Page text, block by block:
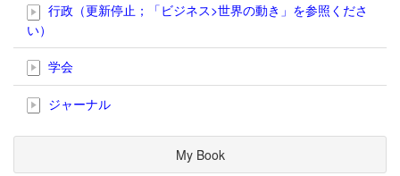
行政（更新停止；「ビジネス>世界の動き」を参照くださ
い）
学会
ジャーナル
My Book